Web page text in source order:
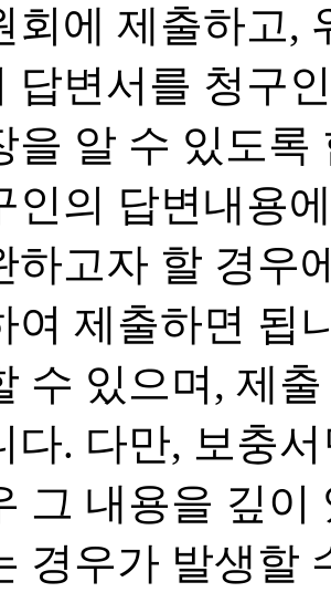
회에 제출하고,
답변서를 청구
을 알 수 있도록
의 답변내용
하고자 할 경우
여 제출하면 됩
수 있으며, 제
다. 다만, 보충
그 내용을 깊이
경우가 발생할